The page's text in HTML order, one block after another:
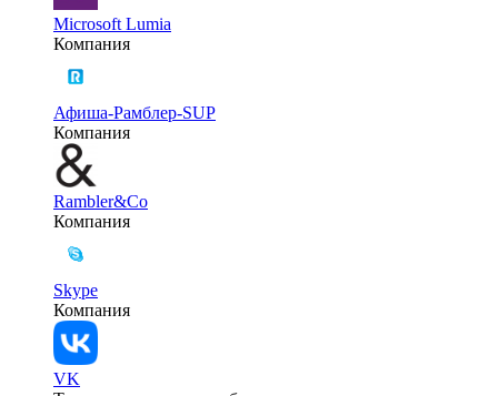
Microsoft Lumia
Компания
Афиша-Рамблер-SUP
Компания
Rambler&Co
Компания
Skype
Компания
VK